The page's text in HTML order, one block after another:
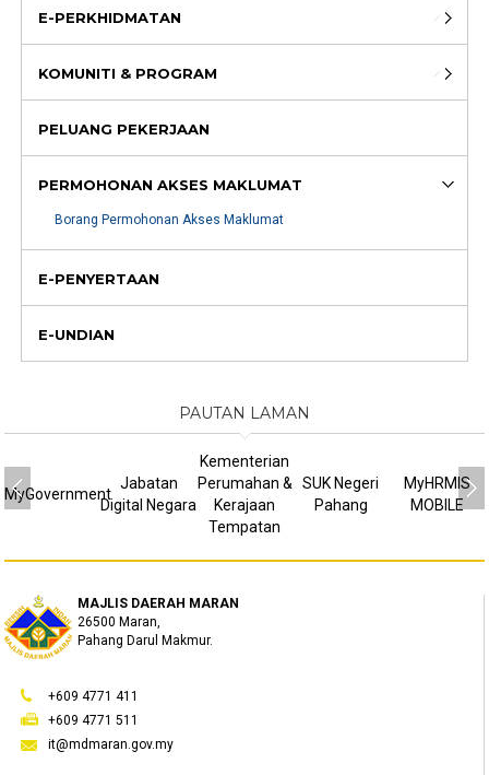
E-PERKHIDMATAN
KOMUNITI & PROGRAM
PELUANG PEKERJAAN
PERMOHONAN AKSES MAKLUMAT
Borang Permohonan Akses Maklumat
E-PENYERTAAN
E-UNDIAN
PAUTAN LAMAN
MyGovernment
Jabatan
Digital Negara
Kementerian
Perumahan &
Kerajaan
Tempatan
SUK Negeri
Pahang
MyHRMIS
MOBILE
MAJLIS DAERAH MARAN
26500 Maran,
Pahang Darul Makmur.
+609 4771 411
+609 4771 511
it@mdmaran.gov.my